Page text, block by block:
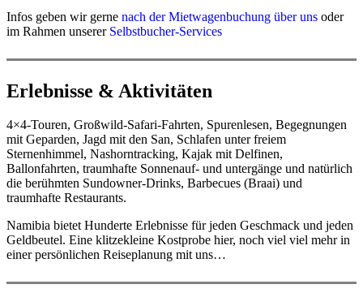
Infos geben wir gerne nach der Mietwagenbuchung über uns oder
im Rahmen unserer Selbstbucher-Services
Erlebnisse & Aktivitäten
4×4-Touren, Großwild-Safari-Fahrten, Spurenlesen, Begegnungen
mit Geparden, Jagd mit den San, Schlafen unter freiem
Sternenhimmel, Nashorntracking, Kajak mit Delfinen,
Ballonfahrten, traumhafte Sonnenauf- und untergänge und natürlich
die berühmten Sundowner-Drinks, Barbecues (Braai) und
traumhafte Restaurants.
Namibia bietet Hunderte Erlebnisse für jeden Geschmack und jeden
Geldbeutel. Eine klitzekleine Kostprobe hier, noch viel viel mehr in
einer persönlichen Reiseplanung mit uns…